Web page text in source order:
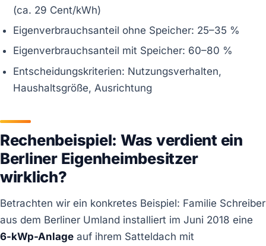
(ca. 29 Cent/kWh)
Eigenverbrauchsanteil ohne Speicher: 25–35 %
Eigenverbrauchsanteil mit Speicher: 60–80 %
Entscheidungskriterien: Nutzungsverhalten,
Haushaltsgröße, Ausrichtung
Rechenbeispiel: Was verdient ein
Berliner Eigenheimbesitzer
wirklich?
Betrachten wir ein konkretes Beispiel: Familie Schreiber
aus dem Berliner Umland installiert im Juni 2018 eine
6-kWp-Anlage auf ihrem Satteldach mit